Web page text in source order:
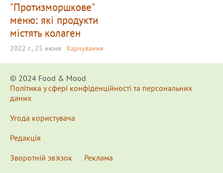
"Протизморшкове"
меню: які продукти
містять колаген
2022 г., 25 июня Харчування
© 2024 Food & Мood
Політика у сфері конфіденційності та персональних
даних
Угода користувача
Редакція
Зворотній зв'язок
Реклама